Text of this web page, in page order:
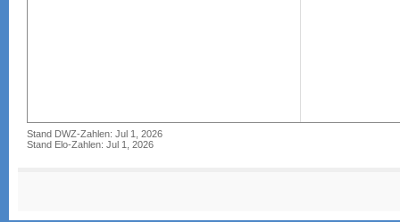
Stand DWZ-Zahlen: Jul 1, 2026
Stand Elo-Zahlen: Jul 1, 2026